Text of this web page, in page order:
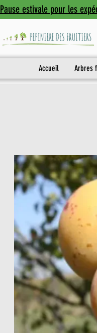
Pause estivale pour les
Accueil Arbres